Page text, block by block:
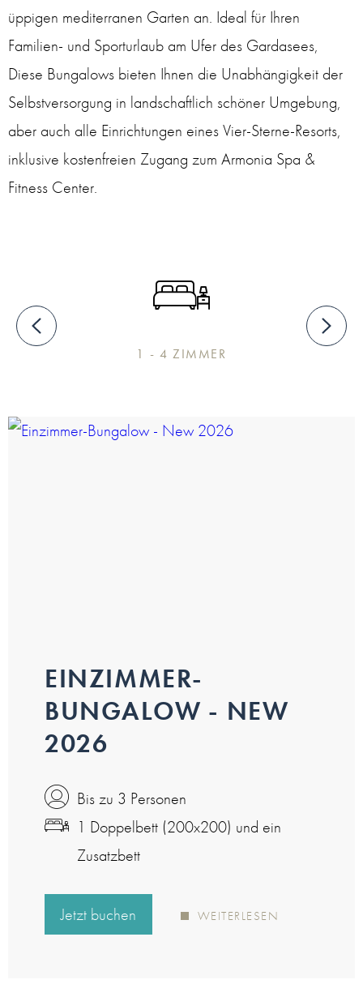
üppigen mediterranen Garten an. Ideal für Ihren
Familien- und Sporturlaub am Ufer des Gardasees,
Diese Bungalows bieten Ihnen die Unabhängigkeit der
Selbstversorgung in landschaftlich schöner Umgebung,
aber auch alle Einrichtungen eines Vier-Sterne-Resorts,
inklusive kostenfreien Zugang zum Armonia Spa &
Fitness Center.
1 - 4 ZIMMER
EINZIMMER-
BUNGALOW - NEW
2026
Bis zu 3 Personen
1 Doppelbett (200x200) und ein
Zusatzbett
Jetzt buchen WEITERLESEN